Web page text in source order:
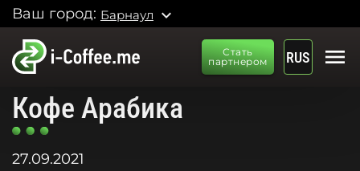
Ваш город: Барнаул expand_more
Стать
партнером
RUS menu
Кофе Арабика
27.09.2021